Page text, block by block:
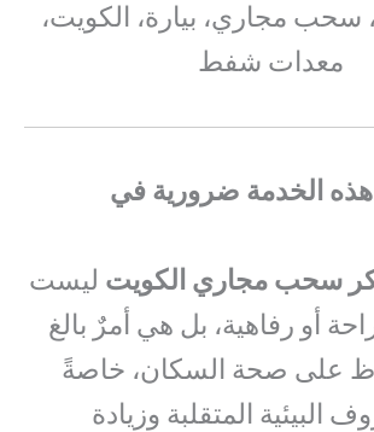
سحب مجاري، بيارة، الكويت،
معدات شفط
هذه الخدمة ضرورية في
سحب مجاري الكويت ليست
أو رفاهية، بل هي أمرٌ بالغ
على صحة السكان، خاصةً
المتقلبة وزيادة